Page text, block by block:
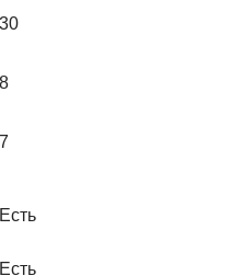
30
8
7
Есть
Есть